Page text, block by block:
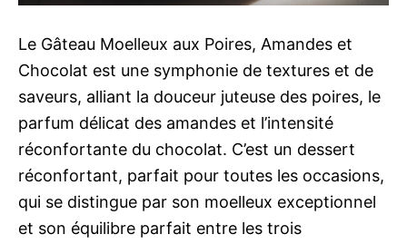
Le Gâteau Moelleux aux Poires, Amandes et
Chocolat est une symphonie de textures et de
saveurs, alliant la douceur juteuse des poires, le
parfum délicat des amandes et l’intensité
réconfortante du chocolat. C’est un dessert
réconfortant, parfait pour toutes les occasions,
qui se distingue par son moelleux exceptionnel
et son équilibre parfait entre les trois